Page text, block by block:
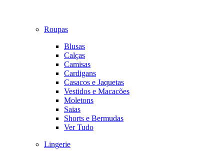
Roupas
Blusas
Calças
Camisas
Cardigans
Casacos e Jaquetas
Vestidos e Macacões
Moletons
Saias
Shorts e Bermudas
Ver Tudo
Lingerie